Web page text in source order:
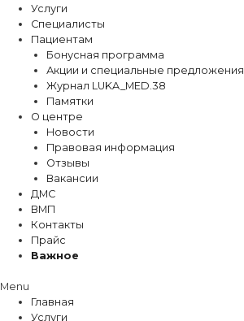
Услуги
Специалисты
Пациентам
Бонусная программа
Акции и специальные предложения
Журнал LUKA_MED.38
Памятки
О центре
Новости
Правовая информация
Отзывы
Вакансии
ДМС
ВМП
Контакты
Прайс
Важное
Menu
Главная
Услуги